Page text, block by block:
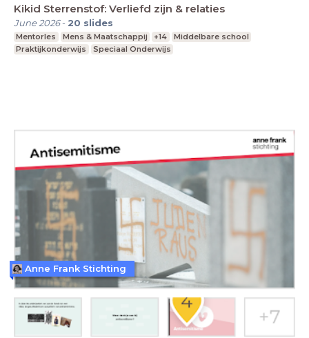
Kikid Sterrenstof: Verliefd zijn & relaties
June 2026- 20 slides
Mentorles Mens & Maatschappij +14
Middelbare school
Praktijkonderwijs
Speciaal Onderwijs
Anne Frank Stichting